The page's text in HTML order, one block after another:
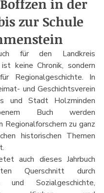
in der
zur Schule
für den Landkreis
keine Chronik, sondern
Regionalgeschichte. In
und Geschichtsverein
und Stadt Holzminden
Buch werden
Regionalforschern zu ganz
historischen Themen
auch dieses Jahrbuch
Querschnitt durch
und Sozialgeschichte,